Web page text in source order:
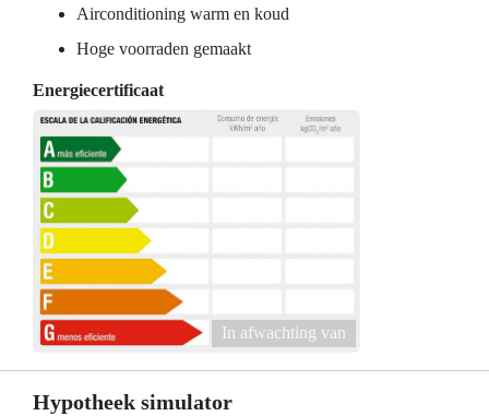
Airconditioning warm en koud
Hoge voorraden gemaakt
Energiecertificaat
In afwachting van
Hypotheek simulator